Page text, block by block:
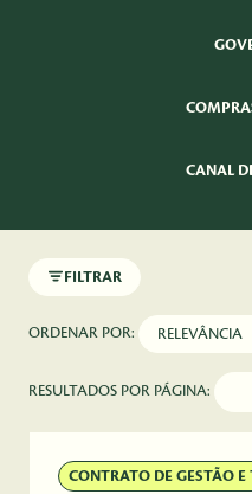
CANAL
FILTRAR
ORDENAR POR:
RESULTADOS POR PÁGINA:
CONTRATO DE GESTÃO